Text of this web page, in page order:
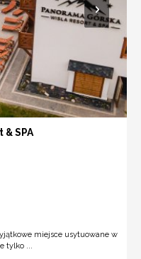
& SPA
miejsce usytuowane w
tylko ...